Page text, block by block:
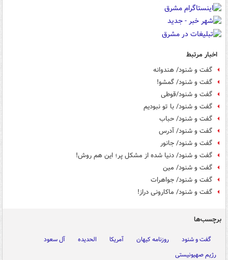
اخبار مرتبط
گفت و شنود/ هندوانه
گفت و شنود/ گمشو!
گفت و شنود/قوطی
گفت و شنود/ با تو نبودیم
گفت و شنود/ حباب
گفت و شنود/ آدرس
گفت و شنود/ جانور
گفت و شنود/ دنیا شده از مشکل پر؛ این هم روش!
گفت و شنود/ مین
گفت و شنود/ جواهرات
گفت و شنود/ ماکارونی دراز!
برچسب‌ها
گفت و شنود روزنامه کیهان آمریکا الحدیده
آل سعود
رژیم صهیونیستی